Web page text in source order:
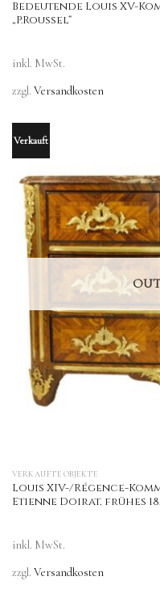
Bedeutende Louis XV-
„P.Roussel“
inkl. MwSt.
zzgl. Versandkosten
Verkauft
VERKAUFTE OBJEKTE
Louis XIV-/Régence-
Etienne Doirat, frühes 18.
inkl. MwSt.
zzgl. Versandkosten